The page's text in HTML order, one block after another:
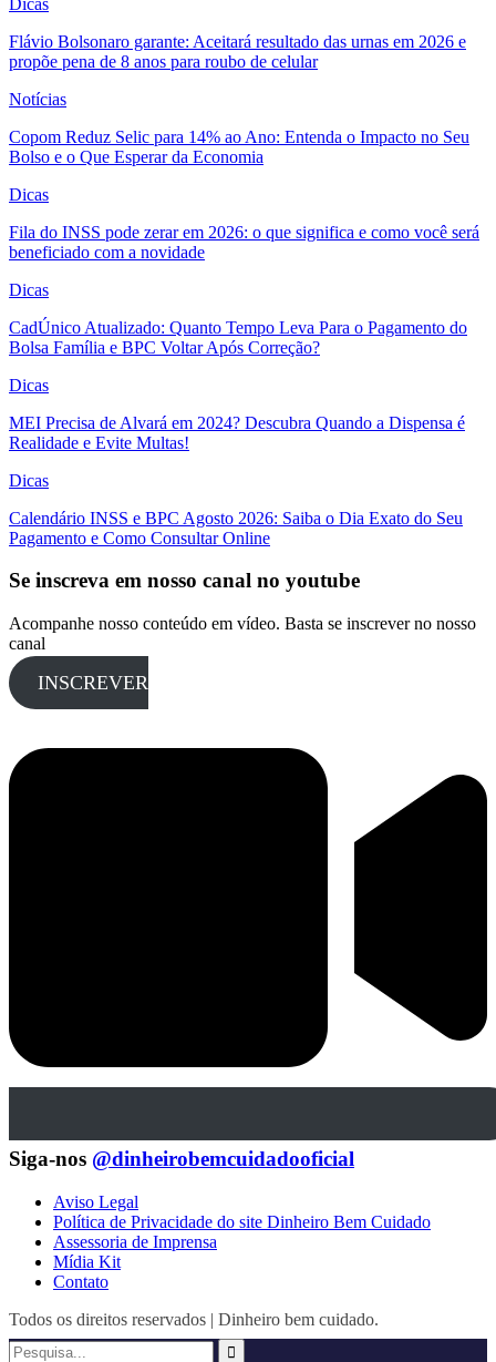
Flávio Bolsonaro garante: Aceitará resultado das urnas em 2026 e
propõe pena de 8 anos para roubo de celular
Notícias
Copom Reduz Selic para 14% ao Ano: Entenda o Impacto no Seu
Bolso e o Que Esperar da Economia
Dicas
Fila do INSS pode zerar em 2026: o que significa e como você será
beneficiado com a novidade
Dicas
CadÚnico Atualizado: Quanto Tempo Leva Para o Pagamento do
Bolsa Família e BPC Voltar Após Correção?
Dicas
MEI Precisa de Alvará em 2024? Descubra Quando a Dispensa é
Realidade e Evite Multas!
Dicas
Calendário INSS e BPC Agosto 2026: Saiba o Dia Exato do Seu
Pagamento e Como Consultar Online
Se inscreva em nosso canal no youtube
Acompanhe nosso conteúdo em vídeo. Basta se inscrever no nosso
canal
INSCREVER
Siga-nos @dinheirobemcuidadooficial
Aviso Legal
Política de Privacidade do site Dinheiro Bem Cuidado
Assessoria de Imprensa
Mídia Kit
Contato
Todos os direitos reservados | Dinheiro bem cuidado.